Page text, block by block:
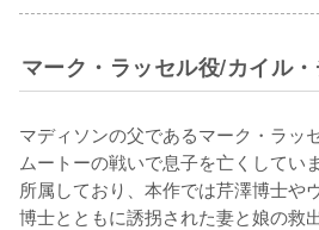
マーク・ラッセル役/カイル
マディソンの父であるマーク・ラッ
ムートーの戦いで息子を亡くしてい
所属しており、本作では芹澤博士や
博士とともに誘拐された妻と娘の救